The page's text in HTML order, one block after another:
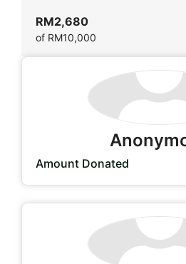
RM2,680
of RM10,000
Amount Donated